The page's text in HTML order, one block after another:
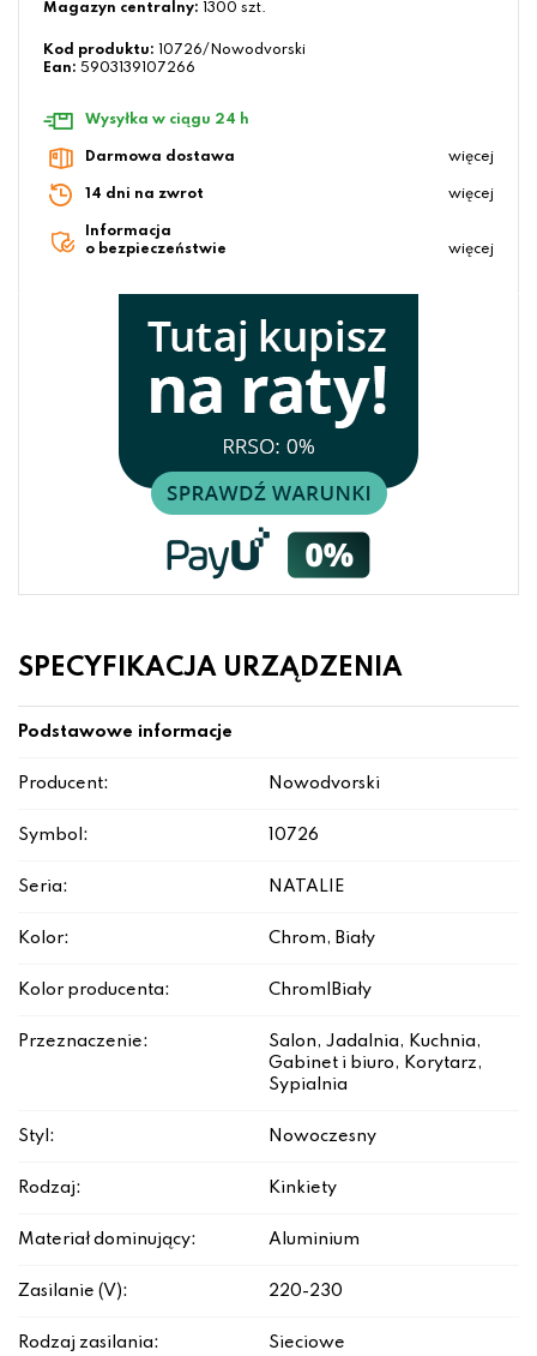
Magazyn centralny: 1300 szt.
Kod produktu:
10726/Nowodvorski
Ean: 5903139107266
Wysyłka w ciągu 24 h
Darmowa dostawa więcej
14 dni na zwrot więcej
Informacja
o bezpieczeństwie
więcej
SPECYFIKACJA URZĄDZENIA
Podstawowe informacje
Producent: Nowodvorski
Symbol: 10726
Seria: NATALIE
Kolor: Chrom, Biały
Kolor producenta: Chrom|Biały
Przeznaczenie:
Salon, Jadalnia, Kuchnia,
Gabinet i biuro, Korytarz,
Sypialnia
Styl: Nowoczesny
Rodzaj: Kinkiety
Materiał dominujący: Aluminium
Zasilanie (V): 220-230
Rodzaj zasilania: Sieciowe